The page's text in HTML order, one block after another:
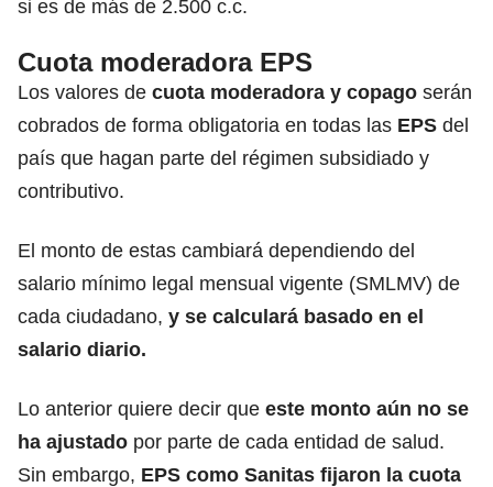
si es de más de 2.500 c.c.
Cuota moderadora EPS
Los valores de cuota moderadora y copago serán
cobrados de forma obligatoria en todas las EPS del
país que hagan parte del régimen subsidiado y
contributivo.
El monto de estas cambiará dependiendo del
salario mínimo legal mensual vigente (SMLMV) de
cada ciudadano, y se calculará basado en el
salario diario.
Lo anterior quiere decir que este monto aún no se
ha ajustado por parte de cada entidad de salud.
Sin embargo, EPS como Sanitas fijaron la cuota